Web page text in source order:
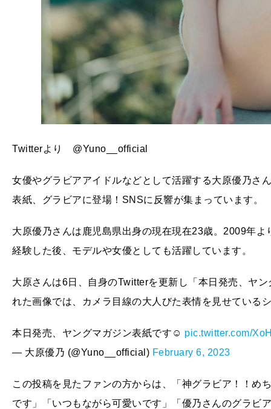
Twitterより @Yuno__official
女優やグラビアアイドルなどとして活躍する大原優乃さ
表紙、グラビアに登場！SNSに反響が集まっています。
大原優乃さんは鹿児島県出身の現在現在23歳。2009年
経験した後、モデルや女優としても活躍しています。
大原さんは6日、自身のTwitterを更新し「本日発売、ヤ
れた画像では、カメラ目線の大人びた表情を見せている
本日発売、ヤングマガジン表紙です☺︎ pic.twitter.com/
— 大原優乃 (@Yuno__official) February 6, 2023
この投稿を見たファンの方からは、「神グラビア！！め
です」「いつもながら可愛いです」「優乃さんのグラビ